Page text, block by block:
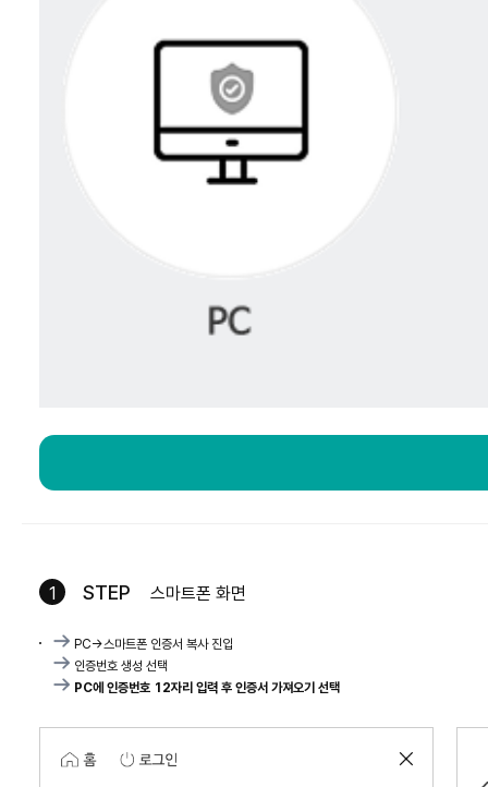
1 STEP 스마트폰 화면
PC->스마트폰 인증서 복사 진입
인증번호 생성 선택
PC에 인증번호 12자리 입력 후 인증서 가져오기 선택